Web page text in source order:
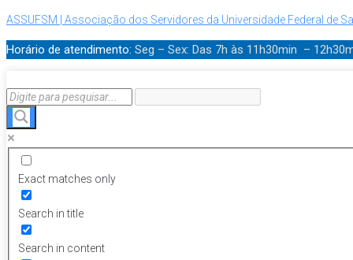
ASSUFSM | Associação dos Servidores da Universidade Federal de
Horário de atendimento: Seg – Sex: Das 7h às 11h30min –
Exact matches only
Search in title
Search in content